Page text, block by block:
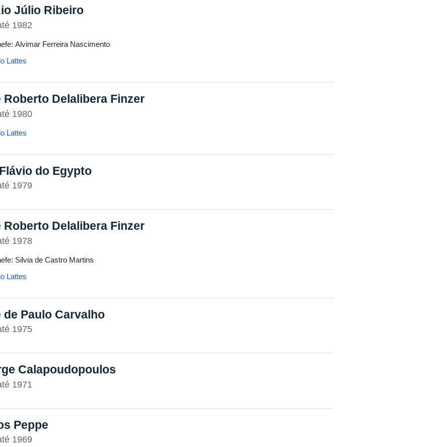
Júlio Ribeiro
1982
Alvimar Ferreira Nascimento
Lattes
Roberto Delalibera Finzer
1980
Lattes
do Egypto
1979
Roberto Delalibera Finzer
1978
Silvia de Castro Martins
Lattes
de Paulo Carvalho
1975
Calapoudopoulos
1971
Peppe
1969